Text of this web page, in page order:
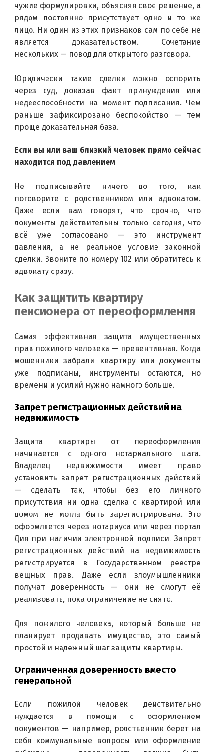
чужие формулировки, объясняя свое решение, а
рядом постоянно присутствует одно и то же
лицо. Ни один из этих признаков сам по себе не
является доказательством. Сочетание
нескольких — повод для открытого разговора.
Юридически такие сделки можно оспорить
через суд, доказав факт принуждения или
недееспособности на момент подписания. Чем
раньше зафиксировано беспокойство — тем
проще доказательная база.
Если вы или ваш близкий человек прямо сейчас
находится под давлением
Не подписывайте ничего до того, как
поговорите с родственником или адвокатом.
Даже если вам говорят, что срочно, что
документы действительны только сегодня, что
всё уже согласовано — это инструмент
давления, а не реальное условие законной
сделки. Звоните по номеру 102 или обратитесь к
адвокату сразу.
Как защитить квартиру
пенсионера от переоформления
Самая эффективная защита имущественных
прав пожилого человека — превентивная. Когда
мошенники забрали квартиру или документы
уже подписаны, инструменты остаются, но
времени и усилий нужно намного больше.
Запрет регистрационных действий на
недвижимость
Защита квартиры от переоформления
начинается с одного нотариального шага.
Владелец недвижимости имеет право
установить запрет регистрационных действий
— сделать так, чтобы без его личного
присутствия ни одна сделка с квартирой или
домом не могла быть зарегистрирована. Это
оформляется через нотариуса или через портал
Дия при наличии электронной подписи. Запрет
регистрационных действий на недвижимость
регистрируется в Государственном реестре
вещных прав. Даже если злоумышленники
получат доверенность — они не смогут её
реализовать, пока ограничение не снято.
Для пожилого человека, который больше не
планирует продавать имущество, это самый
простой и надежный шаг защиты квартиры.
Ограниченная доверенность вместо
генеральной
Если пожилой человек действительно
нуждается в помощи с оформлением
документов — например, родственник берет на
себя коммунальные вопросы или оформление